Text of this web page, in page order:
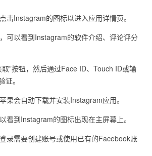
Instagram的图标以进入应用详情页。
以看到Instagram的软件介绍、评论评分
”按钮，然后通过Face ID、Touch ID或输
证。
会自动下载并安装Instagram应用。
到Instagram的图标出现在主屏幕上。
需要创建账号或使用已有的Facebook账